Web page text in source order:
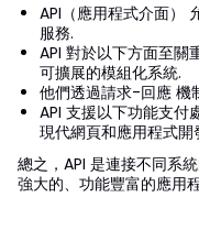
API（應用程式介面）
服務.
API 對於以下方面至關
可擴展的模組化系統.
他們透過請求-回應 機
API 支援以下功能支付
現代網頁和應用程式開
總之，API 是連接不同系
強大的、功能豐富的應用